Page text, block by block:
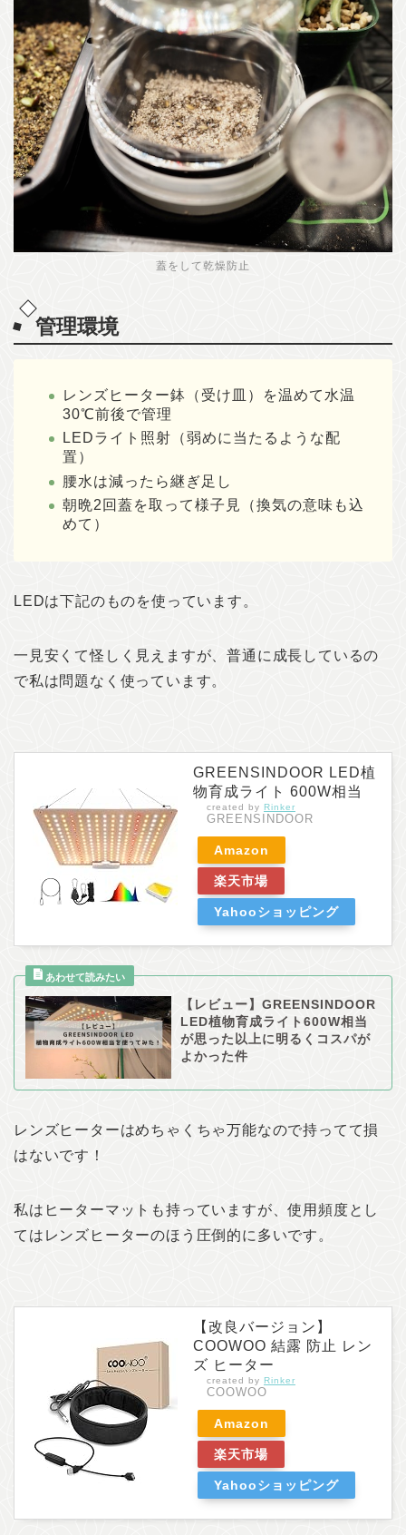
蓋をして乾燥防止
管理環境
レンズヒーター鉢（受け皿）を温めて水温
30℃前後で管理
LEDライト照射（弱めに当たるような配
置）
腰水は減ったら継ぎ足し
朝晩2回蓋を取って様子見（換気の意味も込
めて）
LEDは下記のものを使っています。
一見安くて怪しく見えますが、普通に成長しているの
で私は問題なく使っています。
GREENSINDOOR LED植
物育成ライト 600W相当
created by Rinker
GREENSINDOOR
Amazon
楽天市場
Yahooショッピング
【レビュー】GREENSINDOOR
LED植物育成ライト600W相当
が思った以上に明るくコスパが
よかった件
レンズヒーターはめちゃくちゃ万能なので持ってて損
はないです！
私はヒーターマットも持っていますが、使用頻度とし
てはレンズヒーターのほう圧倒的に多いです。
【改良バージョン】
COOWOO 結露 防止 レン
ズ ヒーター
created by Rinker
COOWOO
Amazon
楽天市場
Yahooショッピング